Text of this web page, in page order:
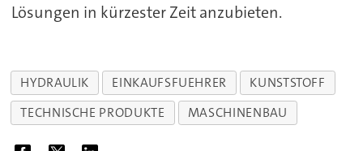
Lösungen in kürzester Zeit anzubieten.
HYDRAULIK EINKAUFSFUEHRER
KUNSTSTOFF
TECHNISCHE PRODUKTE
MASCHINENBAU